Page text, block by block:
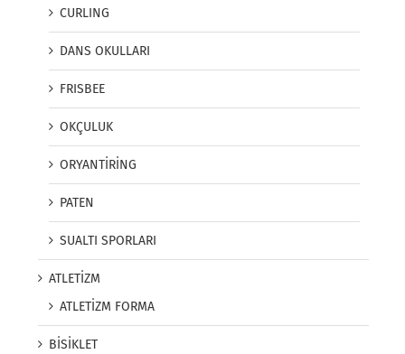
CURLING
DANS OKULLARI
FRISBEE
OKÇULUK
ORYANTİRİNG
PATEN
SUALTI SPORLARI
ATLETİZM
ATLETİZM FORMA
BİSİKLET